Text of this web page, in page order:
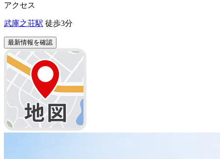
アクセス
武庫之荘駅 徒歩3分
最新情報を確認